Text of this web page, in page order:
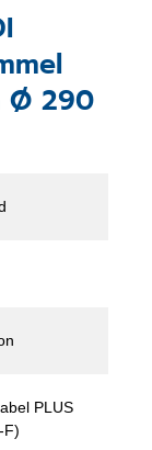
Ø 290
PLUS
F)